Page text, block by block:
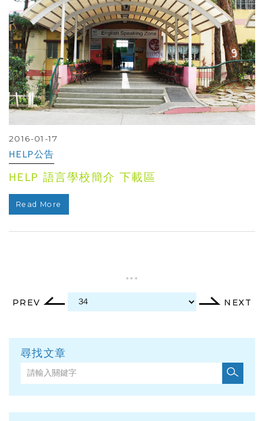
2016-01-17
HELP公告
HELP 語言學校簡介 下載區
Read More
PREV
...
NEXT
尋找文章